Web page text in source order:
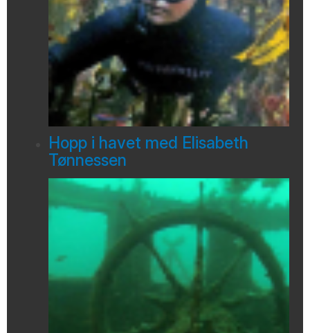
Hopp i havet med Elisabeth
Tønnessen